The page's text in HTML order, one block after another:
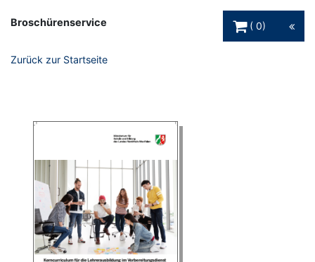
Broschürenservice
0
Zurück zur Startseite